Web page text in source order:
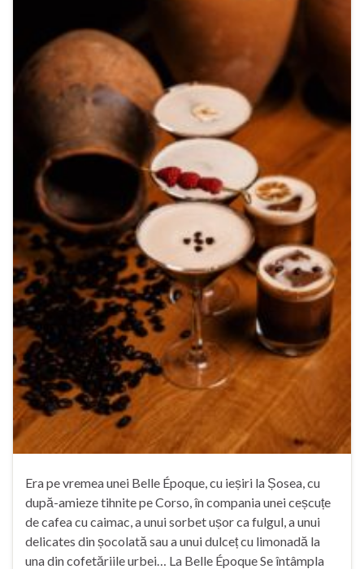
Era pe vremea unei Belle Époque, cu ieșiri la Șosea, cu
după-amieze tihnite pe Corso, în compania unei ceșcuțe
de cafea cu caimac, a unui sorbet ușor ca fulgul, a unui
delicates din șocolată sau a unui dulceț cu limonadă la
una din cofetăriile urbei… La Belle Époque Se întâmpla